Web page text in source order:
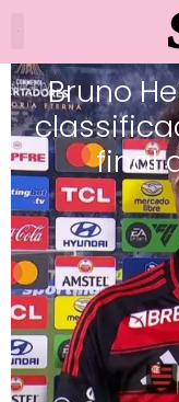
Bruno
final